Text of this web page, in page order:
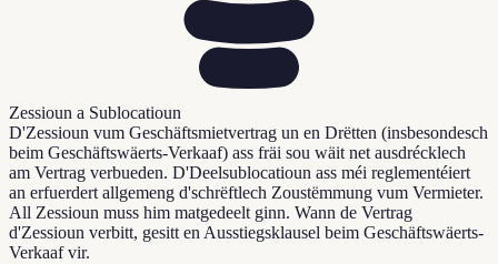
Zessioun a Sublocatioun
D'Zessioun vum Geschäftsmietvertrag un en Drëtten (insbesondesch
beim Geschäftswäerts-Verkaaf) ass fräi sou wäit net ausdrécklech
am Vertrag verbueden. D'Deelsublocatioun ass méi reglementéiert
an erfuerdert allgemeng d'schrëftlech Zoustëmmung vum Vermieter.
All Zessioun muss him matgedeelt ginn. Wann de Vertrag
d'Zessioun verbitt, gesitt en Ausstiegsklausel beim Geschäftswäerts-
Verkaaf vir.